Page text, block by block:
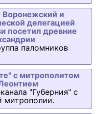
Воронежский и
делегацией
посетил древние
паломников
с митрополитом
"Губерния" с
митрополии.